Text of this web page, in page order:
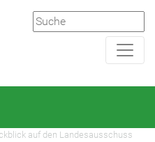
auf den Landesausschuss